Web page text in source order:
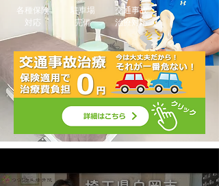
各種保険
​対応
駐車場
​完備
交通事故
​治療対応